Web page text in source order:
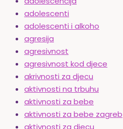
adolescenti
adolescenti i alkoho
agresija
agresivnost
agresivnost kod djece
akrivnosti za djecu
aktivnosti na trbuhu
aktivnosti za bebe
aktivnosti za bebe zagreb
aktivnosti za djecu